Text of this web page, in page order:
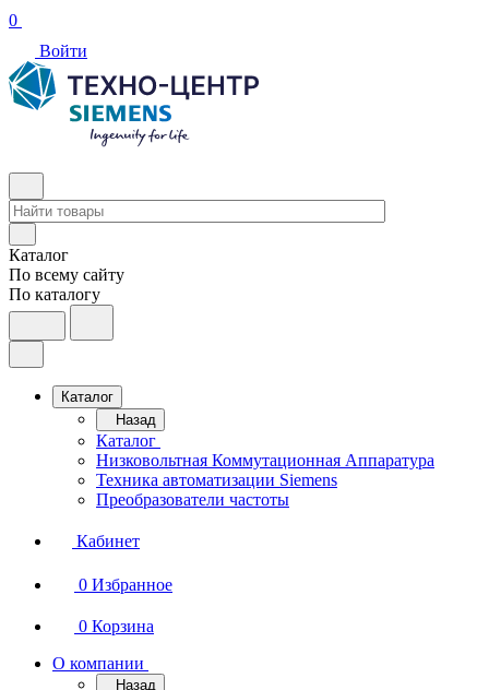
0
Войти
Каталог
По всему сайту
По каталогу
Каталог
Назад
Каталог
Низковольтная Коммутационная Аппаратура
Техника автоматизации Siemens
Преобразователи частоты
Кабинет
0 Избранное
0 Корзина
О компании
Назад